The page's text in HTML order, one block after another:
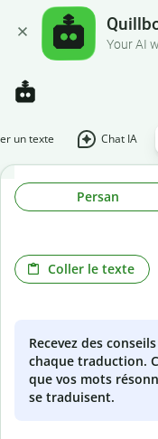
Your AI
un texte Chat IA
Persan
Coller le texte
Recevez des
chaque traduction.
que vos mots
se traduisent.